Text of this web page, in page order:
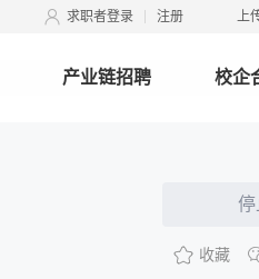
求职者登录 注册 上
产业链招聘 校企
停
收藏